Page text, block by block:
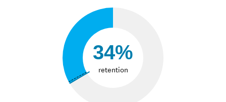
34%
retention